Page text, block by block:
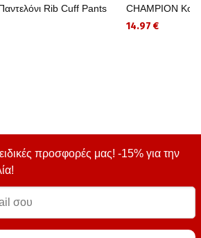
Rib Cuff Pants CHAMPION
14.97 €
προσφορές μας! -15% για την